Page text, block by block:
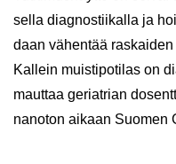
sel­la diag­nos­tii­kal­la ja
daan vä­hen­tää
Kal­lein muis­ti­po­ti­las on
maut­taa ge­riat­rian
nan­o­ton ai­kaan Suo­men